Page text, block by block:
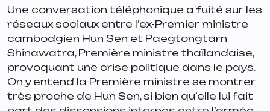
Une conversation téléphonique a fuité sur les
réseaux sociaux entre l’ex-Premier ministre
cambodgien Hun Sen et Paegtongtarn
Shinawatra, Première ministre thaïlandaise,
provoquant une crise politique dans le pays.
On y entend la Première ministre se montrer
très proche de Hun Sen, si bien qu’elle lui fait